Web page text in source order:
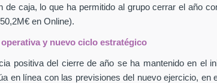
de caja, lo que ha permitido al grupo cerrar el año
en Online).
operativa y nuevo ciclo estratégico
positiva del cierre de año se ha mantenido en el
en línea con las previsiones del nuevo ejercicio, en